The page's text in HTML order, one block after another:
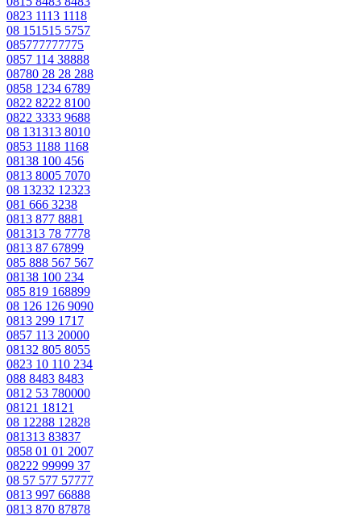
0823 1113 1118
08 151515 5757
085777777775
0857 114 38888
08780 28 28 288
0858 1234 6789
0822 8222 8100
0822 3333 9688
08 131313 8010
0853 1188 1168
08138 100 456
0813 8005 7070
08 13232 12323
081 666 3238
0813 877 8881
081313 78 7778
0813 87 67899
085 888 567 567
08138 100 234
085 819 168899
08 126 126 9090
0813 299 1717
0857 113 20000
08132 805 8055
0823 10 110 234
088 8483 8483
0812 53 780000
08121 18121
08 12288 12828
081313 83837
0858 01 01 2007
08222 99999 37
08 57 577 57777
0813 997 66888
0813 870 87878